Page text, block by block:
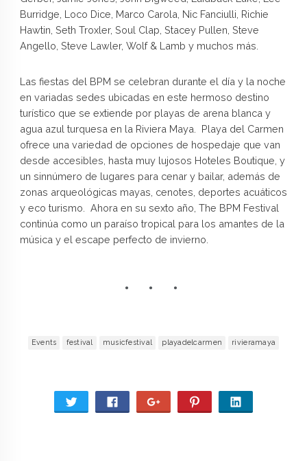
Burridge, Loco Dice, Marco Carola, Nic Fanciulli, Richie
Hawtin, Seth Troxler, Soul Clap, Stacey Pullen, Steve
Angello, Steve Lawler, Wolf & Lamb y muchos más.
Las fiestas del BPM se celebran durante el día y la noche
en variadas sedes ubicadas en este hermoso destino
turístico que se extiende por playas de arena blanca y
agua azul turquesa en la Riviera Maya. Playa del Carmen
ofrece una variedad de opciones de hospedaje que van
desde accesibles, hasta muy lujosos Hoteles Boutique, y
un sinnúmero de lugares para cenar y bailar, además de
zonas arqueológicas mayas, cenotes, deportes acuáticos
y eco turismo. Ahora en su sexto año, The BPM Festival
continúa como un paraíso tropical para los amantes de la
música y el escape perfecto de invierno.
Events festival musicfestival playadelcarmen rivieramaya